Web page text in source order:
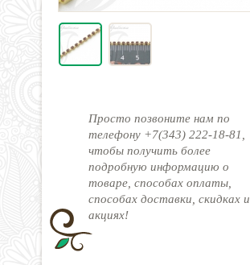
Просто позвоните нам по
телефону +7(343) 222-18-81,
чтобы получить более
подробную информацию о
товаре, способах оплаты,
способах доставки, скидках и
акциях!